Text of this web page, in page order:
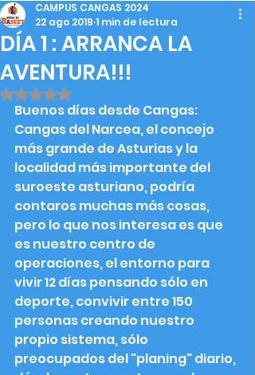
DÍA 1 : ARRANCA LA
AVENTURA!!!
CAMPUS CANGAS 2024
22 ago 2019 1 min de lectura
Obtuvo NaN de 5 estrellas.
Buenos días desde Cangas:
Cangas del Narcea, el concejo
más grande de Asturias y la
localidad más importante del
suroeste asturiano, podría
contaros muchas más cosas,
pero lo que nos interesa es que
es nuestro centro de
operaciones, el entorno para
vivir 12 días pensando sólo en
deporte, convivir entre 150
personas creando nuestro
propio sistema, sólo
preocupados del "planing" diario,